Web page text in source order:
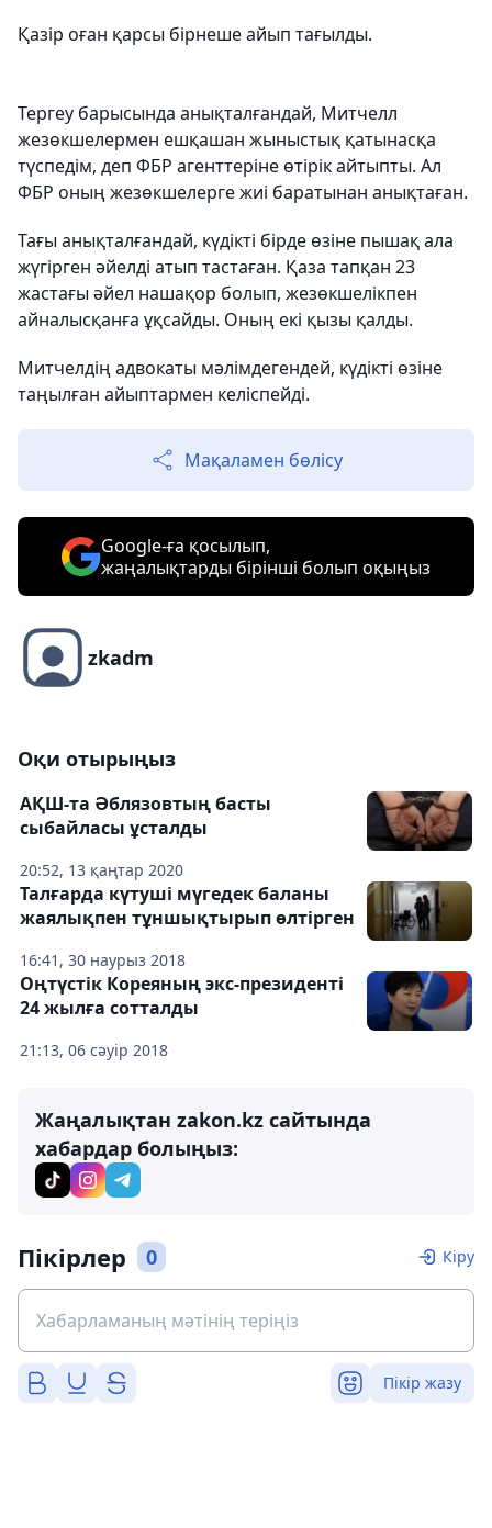
Қазір оған қарсы бірнеше айып тағылды.
Тергеу барысында анықталғандай, Митчелл
жезөкшелермен ешқашан жыныстық қатынасқа
түспедім, деп ФБР агенттеріне өтірік айтыпты. Ал
ФБР оның жезөкшелерге жиі баратынан анықтаған.
Тағы анықталғандай, күдікті бірде өзіне пышақ ала
жүгірген әйелді атып тастаған. Қаза тапқан 23
жастағы әйел нашақор болып, жезөкшелікпен
айналысқанға ұқсайды. Оның екі қызы қалды.
Митчелдің адвокаты мәлімдегендей, күдікті өзіне
таңылған айыптармен келіспейді.
Мақаламен бөлісу
Google-ға қосылып,
жаңалықтарды бірінші болып оқыңыз
zkadm
Оқи отырыңыз
20:52, 13 қаңтар 2020
АҚШ-та Әблязовтың басты
сыбайласы ұсталды
16:41, 30 наурыз 2018
Талғарда күтуші мүгедек баланы
жаялықпен тұншықтырып өлтірген
21:13, 06 сәуір 2018
Оңтүстік Кореяның экс-президенті
24 жылға сотталды
Жаңалықтан zakon.kz сайтында
хабардар болыңыз:
Пікірлер 0 Кіру
Пікір жазу